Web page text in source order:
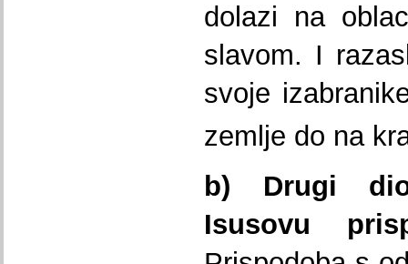
dolazi na
slavom. I
svoje
zemlje do na
b) Drugi
Isusovu